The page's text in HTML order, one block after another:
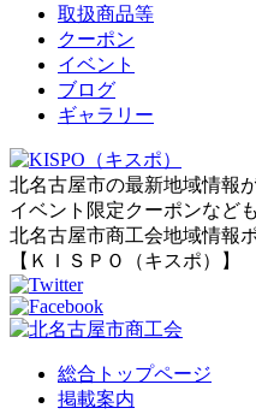
取扱商品等
クーポン
イベント
ブログ
ギャラリー
北名古屋市の最新地域情報
イベント限定クーポンなど
北名古屋市商工会地域情報
【ＫＩＳＰＯ（キスポ）】
総合トップページ
掲載案内